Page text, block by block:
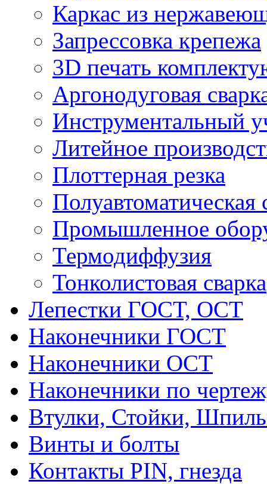
Каркас из
Запрессовка крепежа
3D печать
Аргонодуговая
Инструментальный
Литейное
Плоттерная резка
Полуавтоматическая
Промышленное
Термодиффузия
Тонколистовая сварка
Лепестки ГОСТ, ОСТ
Наконечники ГОСТ
Наконечники ОСТ
Наконечники по
Втулки, Стойки,
Винты и болты
Контакты PIN, гнезда